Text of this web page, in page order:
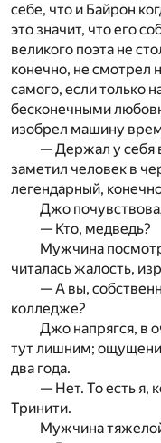
себе, что и Байрон
это значит, что его
великого поэта не
конечно, не смотрел
самого, если только
бесконечными
изобрел машину
— Держал у себя
заметил человек в
легендарный,
Джо
— Кто, медведь?
Мужчина
читалась жалость,
— А вы,
колледже?
Джо напрягся, в
тут лишним;
два года.
— Нет. То есть я,
Тринити.
Мужчина